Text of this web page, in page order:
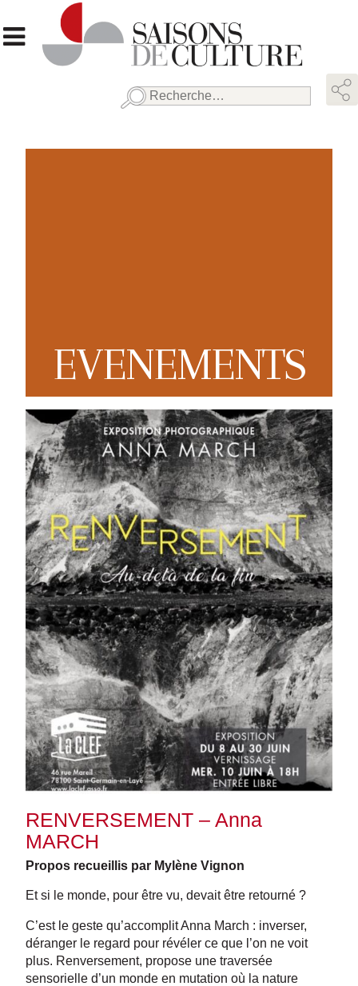
Rechercher :
EVENEMENTS
RENVERSEMENT – Anna
MARCH
Propos recueillis par Mylène Vignon
Et si le monde, pour être vu, devait être retourné ?
C’est le geste qu’accomplit Anna March : inverser,
déranger le regard pour révéler ce que l’on ne voit
plus. Renversement, propose une traversée
sensorielle d’un monde en mutation où la nature